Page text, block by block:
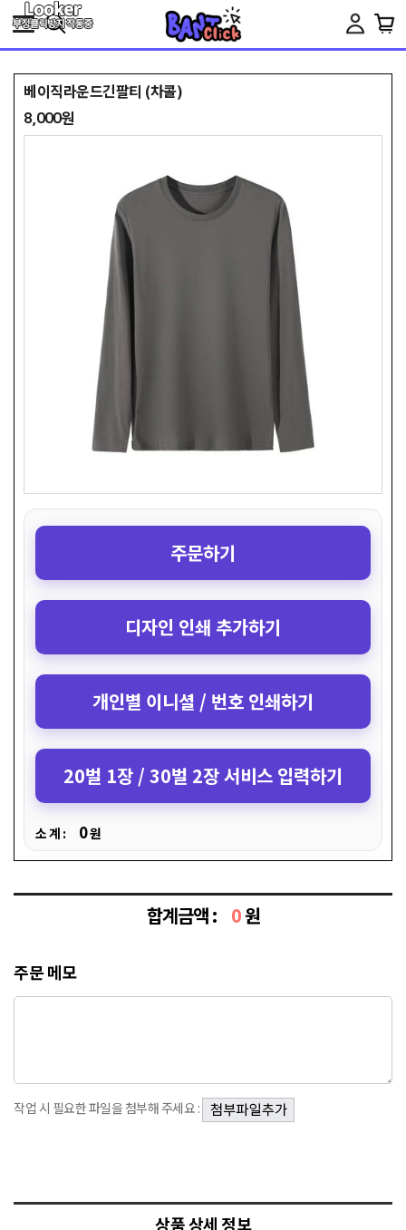
Toggle
베이직라운드긴팔티 (차콜)
8,000원
주문하기
디자인 인쇄 추가하기
개인별 이니셜 / 번호 인쇄하기
20벌 1장 / 30벌 2장 서비스 입력하기
소 계 : 0원
합계금액 : 0원
주문 메모
작업 시 필요한 파일을 첨부해 주세요 :
상품 상세 정보